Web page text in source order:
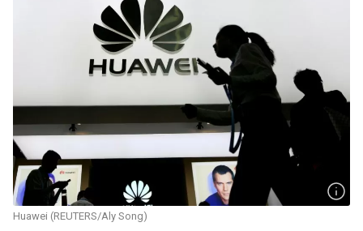
Huawei (REUTERS/Aly Song)